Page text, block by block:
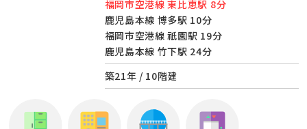
福岡市空港線 東比恵駅 8分
鹿児島本線 博多駅 10分
福岡市空港線 祇園駅 19分
鹿児島本線 竹下駅 24分
築21年 / 10階建